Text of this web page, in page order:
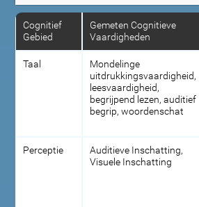
Cognitief
Gebied
Gemeten Cognitieve
Vaardigheden
Taal
Mondelinge
uitdrukkingsvaardigheid,
leesvaardigheid,
begrijpend lezen, auditief
begrip, woordenschat
Perceptie
Auditieve Inschatting,
Visuele Inschatting